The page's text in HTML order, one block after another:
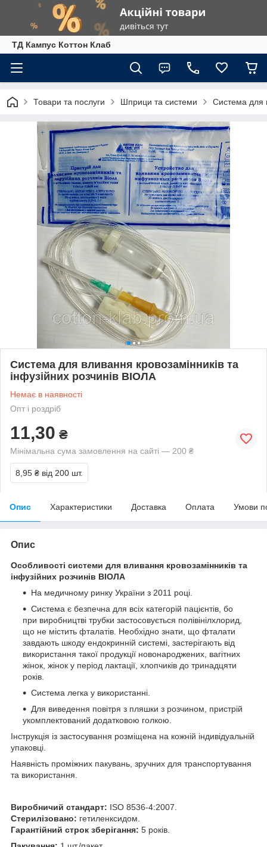
ТД Кампус Коттон Клаб
Товари та послуги Шприци та системи Система для
Система для вливання кровозамінників та
інфузійних розчинів ВІОЛА
Немає в наявності
Опт і роздріб
11,30 ₴
Мінімальна сума замовлення на сайті — 200 ₴
8,95 ₴ від 200 шт.
Опис Характеристики Доставка Оплата Умови
Опис
Особливості системи для вливання кровозамінників та
інфузійних розчинів ВІОЛА
На медичному ринку України з 2011 році.
Система є безпечна для всіх категорій пацієнтів, бо
при виробництві трубки застосовується полівінілхлорид,
що не містить фталатів. Необхідно знати, що фталати
завдають шкоду ендокринній системі, застерігають від
використання такої продукції новонароджених, вагітних
жінок, жінок у період лактації, хлопчиків до тринадцяти
років.
Система легка у використанні.
Для виведення повітря з пляшки з розчином, пристрій
укомплектований додатковою голкою.
Інструкція із застосування розміщена на кожній індивідуальній
упаковці.
Наявність проміжних пакувань, зручних для транспортування
та використання.
Виробничий стандарт: ISO 8536-4:2007.
Стерилізовано: гетиленксидом.
Гарантійний строк зберігання: 5 років.